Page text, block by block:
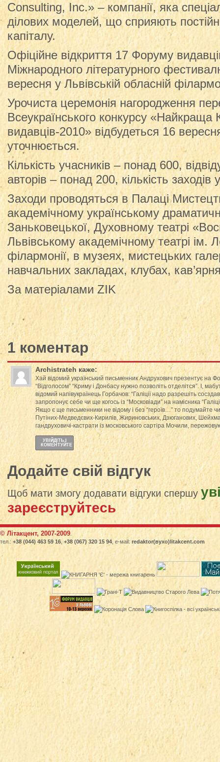
Consulting, Inc.» – компанії, яка
ділових моделей, що сприяють
капіталу.
Офіційне відкриття 17 Форуму
Міжнародного літературного
вересня у Львівській обласній
Урочиста церемонія нагородження
Всеукраїнського конкурсу «Найкраща
видавців-2010» відбудеться 16
уточнюється.
Кількість учасників – понад 600,
авторів – понад 200, кількість заходів
Заходи проводяться в Палаці
академічному українському
Заньковецької, Духовному театрі
Львівському академічному театрі ім.
філармонії, в музеях, мистецьких
навчальних закладах, клубах,
За матеріалами ZIK
1 коментар
Archistrateh каже:
Хай відомий український письменник Андрухович презентує на
“Відголосом” “Криму і Донбасу нужно позволіть отделітся”. І,
відомий напівукраїнець Горбачов: “Галіції надо разрешіть
запропонує себе чи ще когось із “Московіади” на намісника
Якщо є ще письменники не відому і без “героїв…” то подумайте
Путіних-Медведєвих-Кирилів, Жириновських, Дзюганових,
гандруховичі-кастрати із московського сартіра Мочили,
УВІЙДІТЬ І
КОМЕНТУЙТЕ
Додайте свій відгук
Щоб мати змогу додавати відгуки спершу
зареєструйтесь
© Літакцент, 2007-2009
тел.: +38 (044) 463 59 16 +38 (067) 320 15 94 , е-маіl: redaktor(вухо)litakcent.com